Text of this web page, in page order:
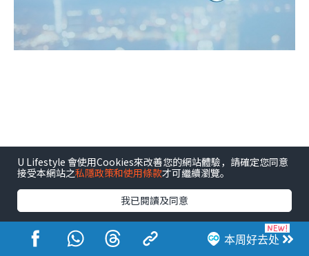
本周好去处
U Lifestyle 會使用Cookies來改善您的網站體驗，請確定您同意
接受本網站之私隱政策和使用條款才可繼續瀏覽。
我已閱讀及同意